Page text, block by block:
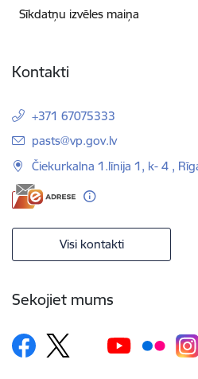
Sīkdatņu izvēles maiņa
Kontakti
+371 67075333
E-pasts:
pasts@vp.gov.lv
Čiekurkalna 1.līnija 1, k- 4 ,
Visi kontakti
Sekojiet mums